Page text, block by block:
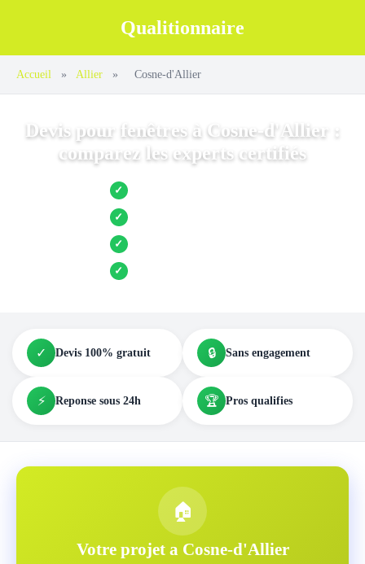
Qualitionnaire
Accueil » Allier » Cosne-d'Allier
Devis pour fenêtres à Cosne-d'Allier :
comparez les experts certifiés
✓ Jusqu’à 3 devis comparés
✓ Entreprises locales vérifiées
✓ Pose garantie
✓ Aides et primes incluses
✓ Devis 100% gratuit 🔒 Sans engagement
⚡ Reponse sous 24h 🏆 Pros qualifies
🏠
Votre projet a Cosne-d'Allier